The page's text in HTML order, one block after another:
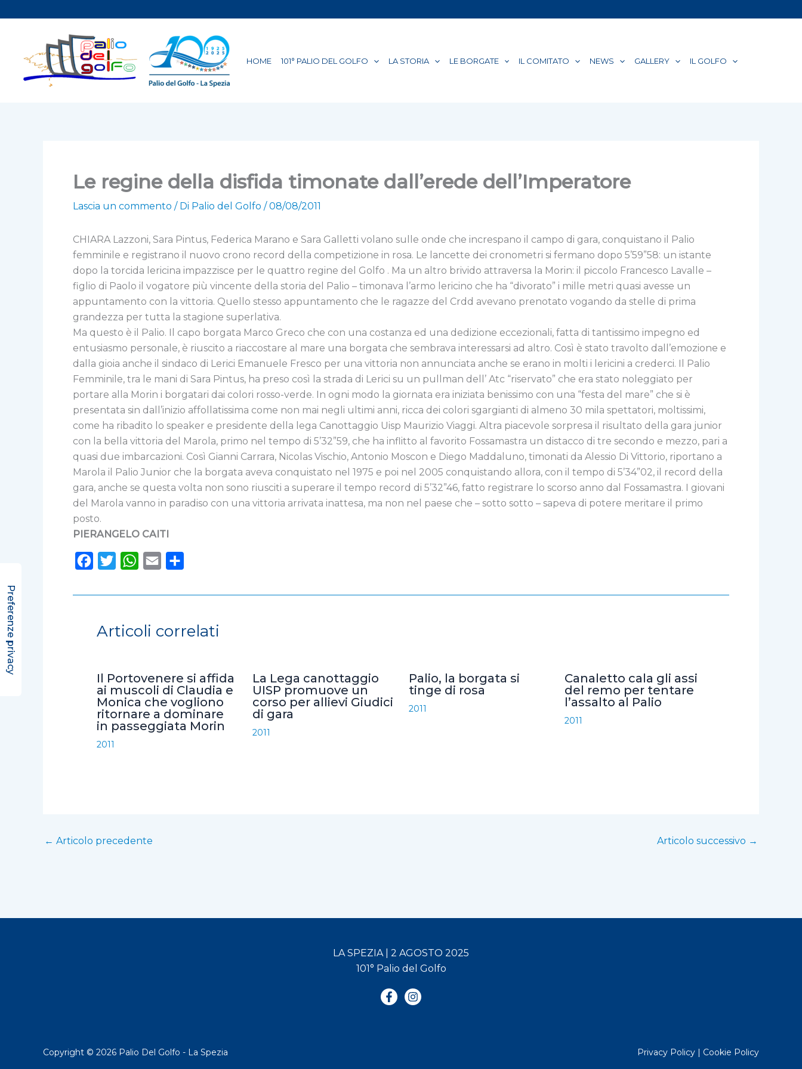
al
HOME 101° PALIO DEL GOLFO LA STORIA LE BORGATE IL COMITATO NEWS GALLERY IL GOLFO
Le regine della disfida timonate dall’erede dell’Imperatore
Lascia un commento / Di Palio del Golfo /08/08/2011
CHIARA Lazzoni, Sara Pintus, Federica Marano e Sara Galletti volano sulle onde che increspano il campo di gara, conquistano il Palio
femminile e registrano il nuovo crono record della competizione in rosa. Le lancette dei cronometri si fermano dopo 5’59”58: un istante
dopo la torcida lericina impazzisce per le quattro regine del Golfo . Ma un altro brivido attraversa la Morin: il piccolo Francesco Lavalle –
figlio di Paolo il vogatore più vincente della storia del Palio – timonava l’armo lericino che ha “divorato” i mille metri quasi avesse un
appuntamento con la vittoria. Quello stesso appuntamento che le ragazze del Crdd avevano prenotato vogando da stelle di prima
grandezza per tutta la stagione superlativa.
Ma questo è il Palio. Il capo borgata Marco Greco che con una costanza ed una dedizione eccezionali, fatta di tantissimo impegno ed
entusiasmo personale, è riuscito a riaccostare al mare una borgata che sembrava interessarsi ad altro. Così è stato travolto dall’emozione e
dalla gioia anche il sindaco di Lerici Emanuele Fresco per una vittoria non annunciata anche se erano in molti i lericini a crederci. Il Palio
Femminile, tra le mani di Sara Pintus, ha preso così la strada di Lerici su un pullman dell’ Atc “riservato” che era stato noleggiato per
portare alla Morin i borgatari dai colori rosso-verde. In ogni modo la giornata era iniziata benissimo con una “festa del mare” che si è
presentata sin dall’inizio affollatissima come non mai negli ultimi anni, ricca dei colori sgargianti di almeno 30 mila spettatori, moltissimi,
come ha ribadito lo speaker e presidente della lega Canottaggio Uisp Maurizio Viaggi. Altra piacevole sorpresa il risultato della gara junior
con la bella vittoria del Marola, primo nel tempo di 5’32”59, che ha inflitto al favorito Fossamastra un distacco di tre secondo e mezzo, pari a
quasi due imbarcazioni. Così Gianni Carrara, Nicolas Vischio, Antonio Moscon e Diego Maddaluno, timonati da Alessio Di Vittorio, riportano a
Marola il Palio Junior che la borgata aveva conquistato nel 1975 e poi nel 2005 conquistando allora, con il tempo di 5’34”02, il record della
gara, anche se questa volta non sono riusciti a superare il tempo record di 5’32”46, fatto registrare lo scorso anno dal Fossamastra. I giovani
del Marola vanno in paradiso con una vittoria arrivata inattesa, ma non nel paese che – sotto sotto – sapeva di potere meritare il primo
posto.
PIERANGELO CAITI
c
b
k
i
t
W
a
s
p
a
l
n
i
d
i
Articoli correlati
Il Portovenere si affida
ai muscoli di Claudia e
Monica che vogliono
ritornare a dominare
in passeggiata Morin
2011
La Lega canottaggio
UISP promuove un
corso per allievi Giudici
di gara
2011
Palio, la borgata si
tinge di rosa
2011
Canaletto cala gli assi
del remo per tentare
l’assalto al Palio
2011
← Articolo precedente Articolo successivo →
LA SPEZIA | 2 AGOSTO 2025
101° Palio del Golfo
Copyright © 2026 Palio Del Golfo - La Spezia Privacy Policy| Cookie Policy